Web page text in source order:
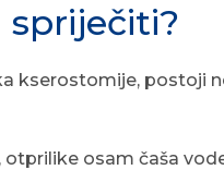
spriječiti?
kserostomije,
osam čaša